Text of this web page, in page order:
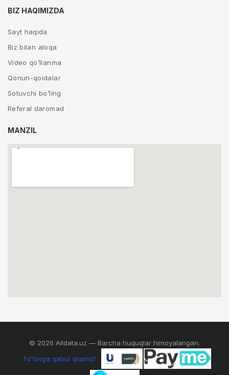
BIZ HAQIMIZDA
Sayt haqida
Biz bilan aloqa
Video qo’llanma
Qonun-qoidalar
Sotuvchi bo’ling
Referal daromad
MANZIL
© 2026 Alldata.uz — Barcha huquqlar himoyalangan.
To'lovga qabul qilamiz!